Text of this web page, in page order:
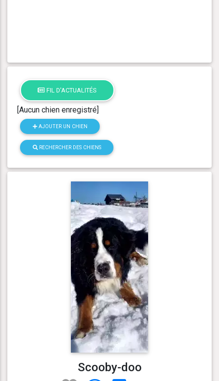
FIL D'ACTUALITÉS
[Aucun chien enregistré]
AJOUTER UN CHIEN
RECHERCHER DES CHIENS
Scooby-doo